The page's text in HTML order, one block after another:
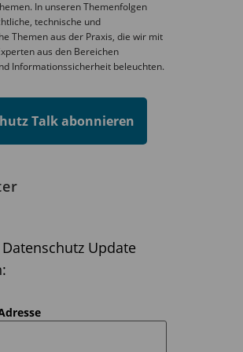
In unseren Themenfolgen
technische und
Themen aus der Praxis, die wir mit
aus den Bereichen
Informationssicherheit beleuchten.
Talk abonnieren
Update